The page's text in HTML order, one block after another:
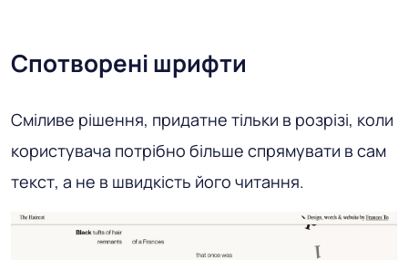
Спотворені шрифти
Сміливе рішення, придатне тільки в розрізі, коли
користувача потрібно більше спрямувати в сам
текст, а не в швидкість його читання.